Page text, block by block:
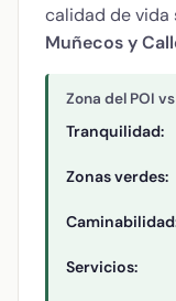
calidad de vida
Muñecos y
Zona del POI
Tranquilidad:
Zonas verdes:
Servicios: